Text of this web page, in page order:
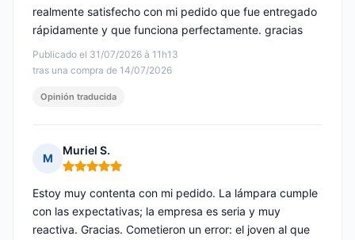
Publicado el 31/07/2026 à 11h13
tras una compra de 14/07/2026
realmente satisfecho con mi pedido que fue entregado
rápidamente y que funciona perfectamente. gracias
Opinión traducida
M
Muriel S.
Nota: 5 de 5
Estoy muy contenta con mi pedido. La lámpara cumple
con las expectativas; la empresa es seria y muy
reactiva. Gracias. Cometieron un error: el joven al que